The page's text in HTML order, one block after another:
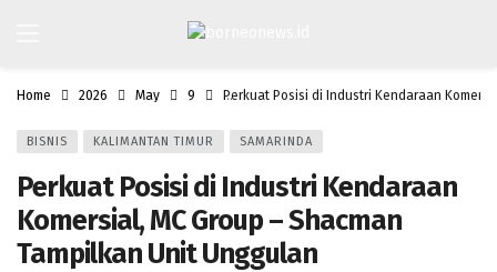
Home 2026 May 9 Perkuat Posisi di Industri Kendaraan
BISNIS KALIMANTAN TIMUR SAMARINDA
Perkuat Posisi di Industri Kendaraan
Komersial, MC Group – Shacman
Tampilkan Unit Unggulan